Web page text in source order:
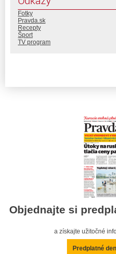
Fotky
Pravda.sk
Recepty
Šport
TV program
Objednajte si
a získajte užitočné
Predplatné